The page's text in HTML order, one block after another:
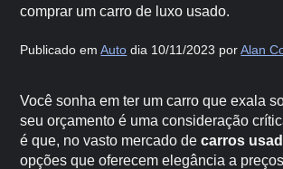
comprar um carro de luxo usado.
Publicado emAuto dia 10/11/2023 porAlan
Você sonha em ter um carro que exala
seu orçamento é uma consideração
é que, no vasto mercado decarros
opções que oferecem elegância a preços